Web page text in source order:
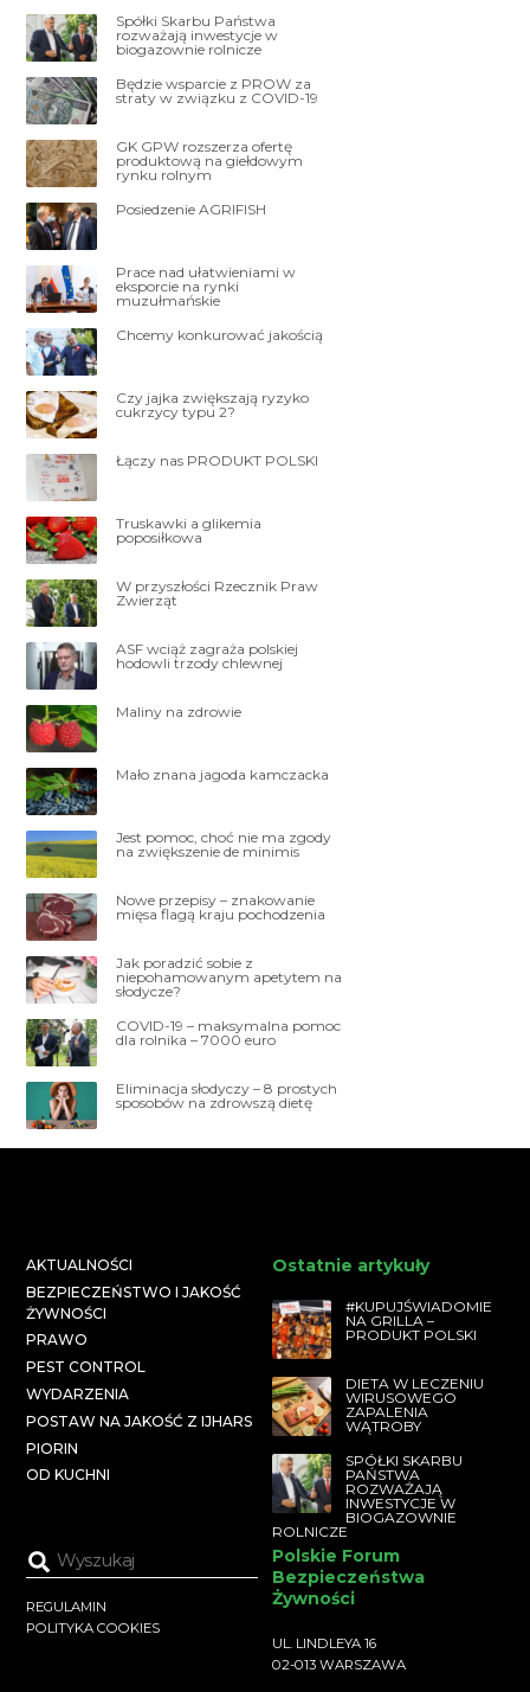
Spółki Skarbu Państwa
rozważają inwestycje w
biogazownie rolnicze
Będzie wsparcie z PROW za
straty w związku z COVID-19
GK GPW rozszerza ofertę
produktową na giełdowym
rynku rolnym
Posiedzenie AGRIFISH
Prace nad ułatwieniami w
eksporcie na rynki
muzułmańskie
Chcemy konkurować jakością
Czy jajka zwiększają ryzyko
cukrzycy typu 2?
Łączy nas PRODUKT POLSKI
Truskawki a glikemia
poposiłkowa
W przyszłości Rzecznik Praw
Zwierząt
ASF wciąż zagraża polskiej
hodowli trzody chlewnej
Maliny na zdrowie
Mało znana jagoda kamczacka
Jest pomoc, choć nie ma zgody
na zwiększenie de minimis
Nowe przepisy – znakowanie
mięsa flagą kraju pochodzenia
Jak poradzić sobie z
niepohamowanym apetytem na
słodycze?
COVID-19 – maksymalna pomoc
dla rolnika – 7000 euro
Eliminacja słodyczy – 8 prostych
sposobów na zdrowszą dietę
AKTUALNOŚCI
BEZPIECZEŃSTWO I JAKOŚĆ
ŻYWNOŚCI
PRAWO
PEST CONTROL
WYDARZENIA
POSTAW NA JAKOŚĆ Z IJHARS
PIORIN
OD KUCHNI
Ostatnie artykuły
#KUPUJŚWIADOMIE
NA GRILLA –
PRODUKT POLSKI
DIETA W LECZENIU
WIRUSOWEGO
ZAPALENIA
WĄTROBY
SPÓŁKI SKARBU
PAŃSTWA
ROZWAŻAJĄ
INWESTYCJE W
BIOGAZOWNIE
ROLNICZE
REGULAMIN
POLITYKA COOKIES
Polskie Forum
Bezpieczeństwa
Żywności
UL. LINDLEYA 16
02-013 WARSZAWA